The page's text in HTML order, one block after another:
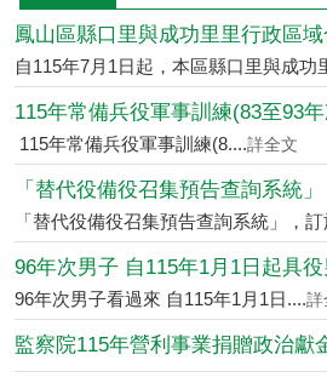
自115年7月1日起，本區縣口里與成功
115年常備兵役軍事訓練(8....詳全文
「替代役備役召集預告查詢系統」，訂
96年次男子看過來 自115年1月1日....詳